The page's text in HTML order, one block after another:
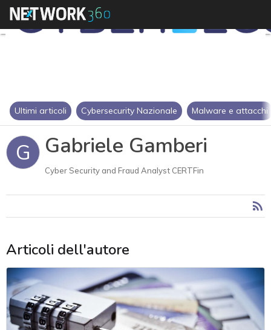
Ultimi articoli Cybersecurity Nazionale Malware e attacchi
G Gabriele Gamberi
Cyber Security and Fraud Analyst CERTFin
Articoli dell'autore